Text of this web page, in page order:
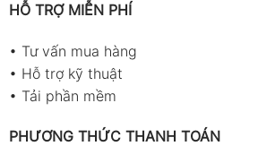
HỖ TRỢ MIỄN PHÍ
• Tư vấn mua hàng
• Hỗ trợ kỹ thuật
• Tải phần mềm
PHƯƠNG THỨC THANH TOÁN